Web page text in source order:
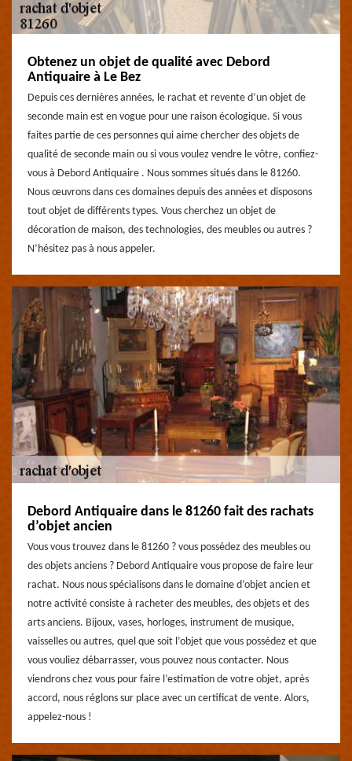
Obtenez un objet de qualité avec Debord
Antiquaire à Le Bez
Depuis ces dernières années, le rachat et revente d’un objet de
seconde main est en vogue pour une raison écologique. Si vous
faites partie de ces personnes qui aime chercher des objets de
qualité de seconde main ou si vous voulez vendre le vôtre, confiez-
vous à Debord Antiquaire . Nous sommes situés dans le 81260.
Nous œuvrons dans ces domaines depuis des années et disposons
tout objet de différents types. Vous cherchez un objet de
décoration de maison, des technologies, des meubles ou autres ?
N’hésitez pas à nous appeler.
Debord Antiquaire dans le 81260 fait des rachats
d’objet ancien
Vous vous trouvez dans le 81260 ? vous possédez des meubles ou
des objets anciens ? Debord Antiquaire vous propose de faire leur
rachat. Nous nous spécialisons dans le domaine d’objet ancien et
notre activité consiste à racheter des meubles, des objets et des
arts anciens. Bijoux, vases, horloges, instrument de musique,
vaisselles ou autres, quel que soit l’objet que vous possédez et que
vous vouliez débarrasser, vous pouvez nous contacter. Nous
viendrons chez vous pour faire l’estimation de votre objet, après
accord, nous réglons sur place avec un certificat de vente. Alors,
appelez-nous !